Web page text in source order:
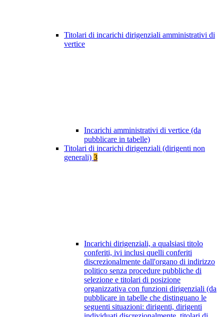
Titolari di incarichi dirigenziali amministrativi di
vertice
Incarichi amministrativi di vertice (da
pubblicare in tabelle)
Titolari di incarichi dirigenziali (dirigenti non
generali) 3
Incarichi dirigenziali, a qualsiasi titolo
conferiti, ivi inclusi quelli conferiti
discrezionalmente dall'organo di indirizzo
politico senza procedure pubbliche di
selezione e titolari di posizione
organizzativa con funzioni dirigenziali (da
pubblicare in tabelle che distinguano le
seguenti situazioni: dirigenti, dirigenti